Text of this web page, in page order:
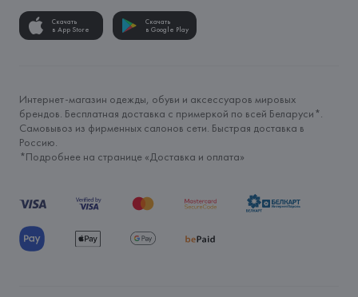
Скачать
в App Store
Скачать
в Google Play
Интернет-магазин одежды, обуви и аксессуаров мировых
брендов. Бесплатная доставка с примеркой по всей Беларуси*.
Самовывоз из фирменных салонов сети. Быстрая доставка в
Россию.
*Подробнее на странице «Доставка и оплата»